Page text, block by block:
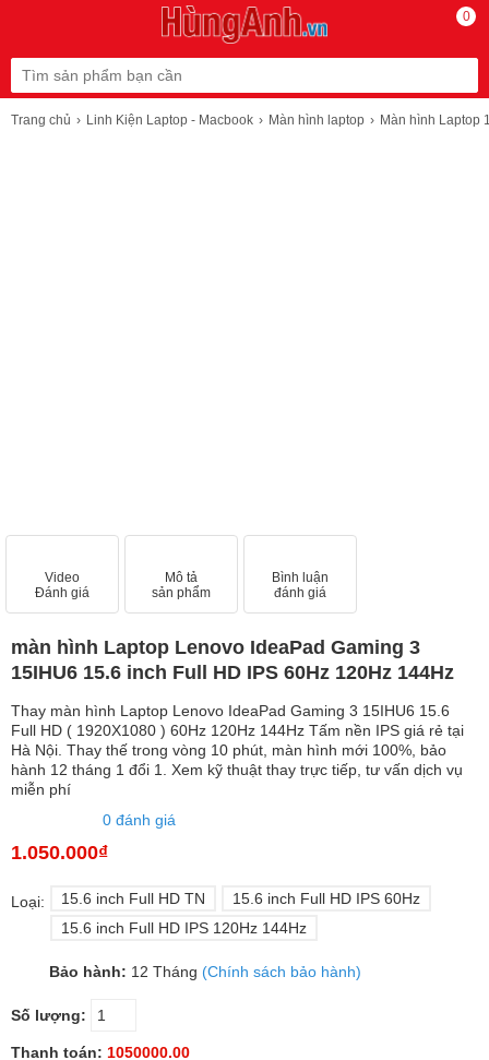
0
Trang chủ Linh Kiện Laptop - Macbook Màn hình laptop Màn hình Laptop
Video
Đánh giá
Mô tả
sản phẩm
Bình luận
đánh giá
màn hình Laptop Lenovo IdeaPad Gaming 3
15IHU6 15.6 inch Full HD IPS 60Hz 120Hz 144Hz
Thay màn hình Laptop Lenovo IdeaPad Gaming 3 15IHU6 15.6
Full HD ( 1920X1080 ) 60Hz 120Hz 144Hz Tấm nền IPS giá rẻ tại
Hà Nội. Thay thế trong vòng 10 phút, màn hình mới 100%, bảo
hành 12 tháng 1 đổi 1. Xem kỹ thuật thay trực tiếp, tư vấn dịch vụ
miễn phí
0 đánh giá
1.050.000₫
Loại: 15.6 inch Full HD TN
15.6 inch Full HD IPS 60Hz
15.6 inch Full HD IPS 120Hz 144Hz
Bảo hành: 12 Tháng (Chính sách bảo hành)
Số lượng:
Thanh toán: 1050000.00